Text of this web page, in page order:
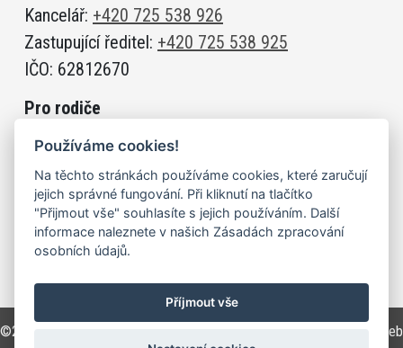
Kancelář: +420 725 538 926
Zastupující ředitel: +420 725 538 925
IČO: 62812670
Pro rodiče
Jak se přihlásit do ZUŠ
Zaměstnanci
Aktuální informace
Prohlášení o přístupnosti
©2021 ZUŠ Dubňany | Základní umělecká škola Dubňany | Vytvořil:
Web
Používáme cookies!
Na těchto stránkách používáme cookies, které zaručují
jejich správné fungování. Při kliknutí na tlačítko
"Přijmout vše" souhlasíte s jejich používáním. Další
informace naleznete v našich Zásadách zpracování
osobních údajů.
Příjmout vše